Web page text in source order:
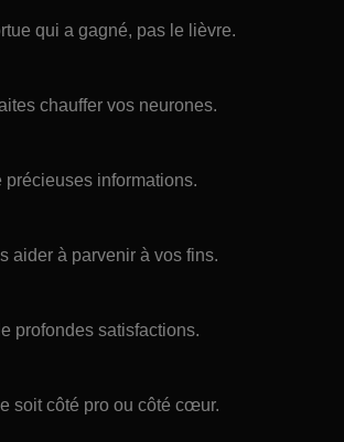
qui a gagné, pas le lièvre.
chauffer vos neurones.
précieuses informations.
aider à parvenir à vos fins.
profondes satisfactions.
soit côté pro ou côté cœur.